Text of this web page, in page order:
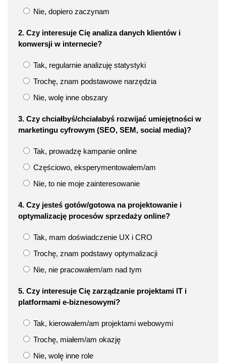
Nie, dopiero zaczynam
2. Czy interesuje Cię analiza danych klientów i
konwersji w internecie?
Tak, regularnie analizuję statystyki
Trochę, znam podstawowe narzędzia
Nie, wolę inne obszary
3. Czy chciałbyś/chciałabyś rozwijać umiejętności w
marketingu cyfrowym (SEO, SEM, social media)?
Tak, prowadzę kampanie online
Częściowo, eksperymentowałem/am
Nie, to nie moje zainteresowanie
4. Czy jesteś gotów/gotowa na projektowanie i
optymalizację procesów sprzedaży online?
Tak, mam doświadczenie UX i CRO
Trochę, znam podstawy optymalizacji
Nie, nie pracowałem/am nad tym
5. Czy interesuje Cię zarządzanie projektami IT i
platformami e-biznesowymi?
Tak, kierowałem/am projektami webowymi
Trochę, miałem/am okazję
Nie, wolę inne role